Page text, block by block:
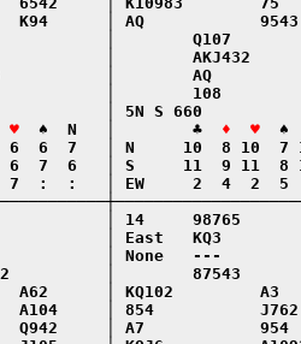
K94      │ AQ
│        Q107
│        AKJ432
│        AQ
│        108
│ 5N S 660
♥
  ♠  N   │        ♣
♦  ♥
♠
6  6  7   │ N     10  8 10
6  7  6   │ S     11  9 11
7  :  :   │ EW     2  4  2
│ 14     98765
│ East   KQ3
│ None   ---
│        87543
A62      │ KQ102         A3
A104     │ 854
Q942     │ A7